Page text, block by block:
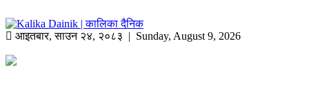
आइतबार,साउन २४, २०८३ | Sunday, August 9, 2026